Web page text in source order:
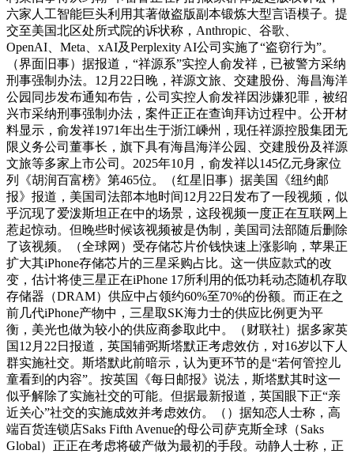
六家人工智能巨头利用其著做盗版副本锻炼大型言语模子。提
交至美国北区处所式院的诉状称，Anthropic、谷歌、
OpenAI、Meta、xAI及Perplexity AI公司实施了“盗窃行为”。
（界面旧事）据报道，“祥源系”实控人俞发祥，已被警方采纳
刑事强制办法。12月22日晚，祥源文旅、交建股份、海昌海洋
公园同步发布通知布告，公司实控人俞发祥因涉嫌犯罪，被绍
兴市采纳刑事强制办法，案件正正在查询拜访过程中。公开材
料显示，俞发祥1971年出生于浙江嵊州，现任祥源控股集团无
限义务公司董事长，旗下具有海昌海洋公园、交建股份及祥源
文旅等多家上市公司。2025年10月，俞发祥以145亿元身家位
列《胡润百富榜》第465位。（红星旧事）据美国《纽约邮
报》报道，美国司法部本地时间12月22日发布了一段视频，似
乎沉现了爱泼斯坦正在中的场景，这段视频一度正在互联网上
惹起惊动。但晚些时候该视频被是伪制，美国司法部随后删除
了该视频。（全球网）受存储芯片价钱快速上涨影响，苹果正
扩大其iPhone存储芯片的三星采购占比。这一供应款式的改
变，估计将使三星正在iPhone 17所利用的低功耗动态随机存取
存储器（DRAM）供应中占领约60%至70%的份额。而正在之
前几代iPhone产物中，三星取SK海力士的供应比例更为平
衡，美光也做为较小的供应商参取此中。（财联社）据多家英
国12月22日报道，英国辅弼斯塔默正考虑效仿，对16岁以下人
群实施社交。斯塔默此前暗示，认为更环节的是“若何管控儿
童看到的内容”。按英国《每日邮报》说法，斯塔默其时这一
似乎解除了实施社交的可能。但据最新报道，英国眼下正“亲
近关心”社交的实施成效并考虑效仿。（）据知恋人士称，高
端百货连锁店Saks Fifth Avenue的母公司萨克斯全球（Saks
Global）正正在考虑将破产做为最初的手段。动静人士称，正